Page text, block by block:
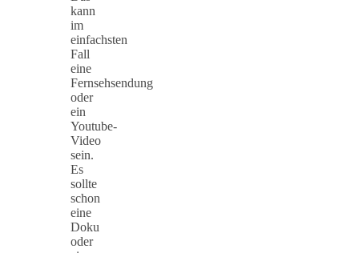
kann
im
einfachsten
Fall
eine
Fernsehsendung
oder
ein
Youtube-
Video
sein.
Es
sollte
schon
eine
Doku
oder